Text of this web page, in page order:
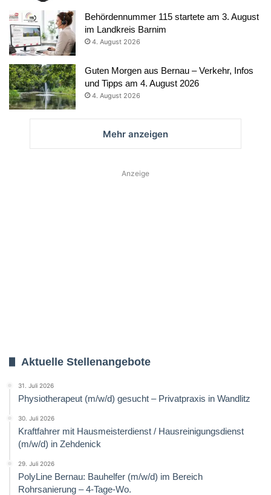
Behördennummer 115 startete am 3. August
im Landkreis Barnim
4. August 2026
Guten Morgen aus Bernau – Verkehr, Infos
und Tipps am 4. August 2026
4. August 2026
Mehr anzeigen
Anzeige
Aktuelle Stellenangebote
31. Juli 2026
Physiotherapeut (m/w/d) gesucht – Privatpraxis in Wandlitz
30. Juli 2026
Kraftfahrer mit Hausmeisterdienst / Hausreinigungsdienst
(m/w/d) in Zehdenick
29. Juli 2026
PolyLine Bernau: Bauhelfer (m/w/d) im Bereich
Rohrsanierung – 4-Tage-Wo.